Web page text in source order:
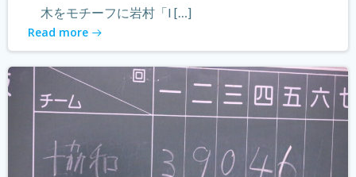
木をモチーフに岩村「I […]
Read more